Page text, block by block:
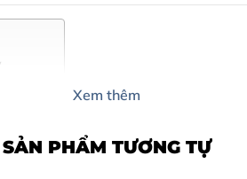
Xem thêm
SẢN PHẨM TƯƠNG TỰ